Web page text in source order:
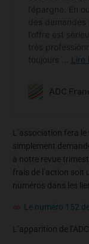
L’association fera
simplement
à notre revue
frais de l’action soit
numéros dans les
Le numéro 152
L’apparition de